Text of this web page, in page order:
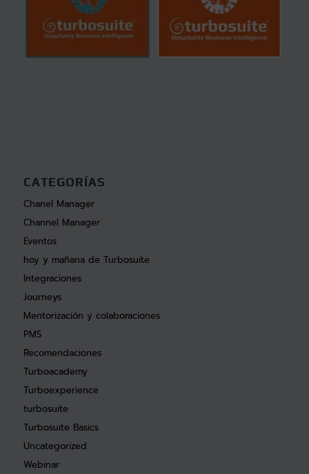
CATEGORÍAS
Chanel Manager
Channel Manager
Eventos
hoy y mañana de Turbosuite
Integraciones
Journeys
Mentorización y colaboraciones
PMS
Recomendaciones
Turboacademy
Turboexperience
turbosuite
Turbosuite Basics
Uncategorized
Webinar